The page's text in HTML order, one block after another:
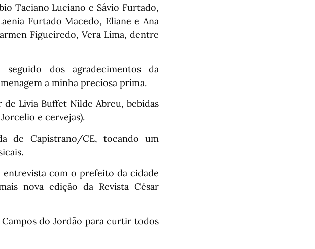
Taciano Luciano e Sávio Furtado,
Furtado Macedo, Eliane e Ana
Figueiredo, Vera Lima, dentre
dos agradecimentos da
a minha preciosa prima.
Livia Buffet Nilde Abreu, bebidas
e cervejas).
de Capistrano/CE, tocando um
com o prefeito da cidade
nova edição da Revista César
do Jordão para curtir todos